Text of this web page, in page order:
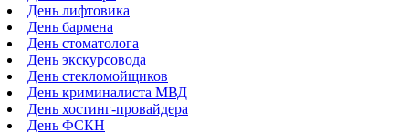
День лифтовика
День бармена
День стоматолога
День экскурсовода
День стекломойщиков
День криминалиста МВД
День хостинг-провайдера
День ФСКН